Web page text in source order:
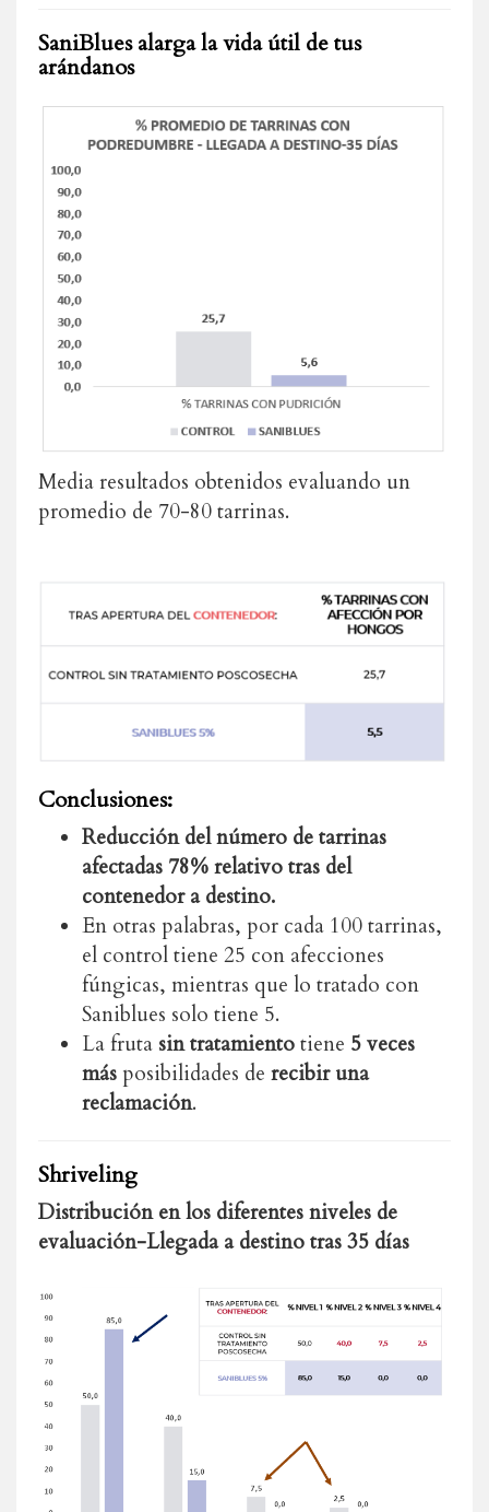
SaniBlues alarga la vida útil de tus
arándanos
Media resultados obtenidos evaluando un
promedio de 70-80 tarrinas.
Conclusiones:
Reducción del número de tarrinas
afectadas 78% relativo tras del
contenedor a destino.
En otras palabras, por cada 100 tarrinas,
el control tiene 25 con afecciones
fúngicas, mientras que lo tratado con
Saniblues solo tiene 5.
La fruta sin tratamientotiene 5 veces
más posibilidades de recibir una
reclamación.
Shriveling
Distribución en los diferentes niveles de
evaluación-Llegada a destino tras 35 días